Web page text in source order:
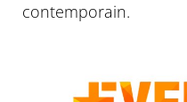
contemporain.